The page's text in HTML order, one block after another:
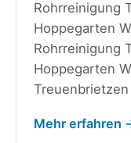
Rohrreinigung
Hoppegarten
Rohrreinigung
Hoppegarten
Mehr erfahren